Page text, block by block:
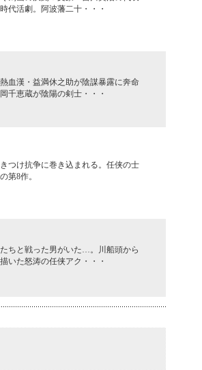
代活劇。阿波藩二十・・・
血漢・益満休之助が陰謀暴露に奔命
千恵蔵が陰陽の剣士・・・
つけ抗争に巻き込まれる。任侠の士
第8作。
ちと戦った男がいた…。川船頭から
いた怒涛の任侠アク・・・